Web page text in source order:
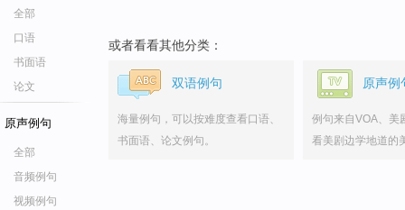
全部
口语
书面语
论文
原声例句
全部
音频例句
视频例句
或者看看其他分类：
双语例句
海量例句，可以按难度查看口语、
书面语、论文例句。
原声例
例句来自VOA、美
看美剧边学地道的